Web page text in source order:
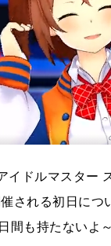
イドルマスター
される初日に
間も持たないよ